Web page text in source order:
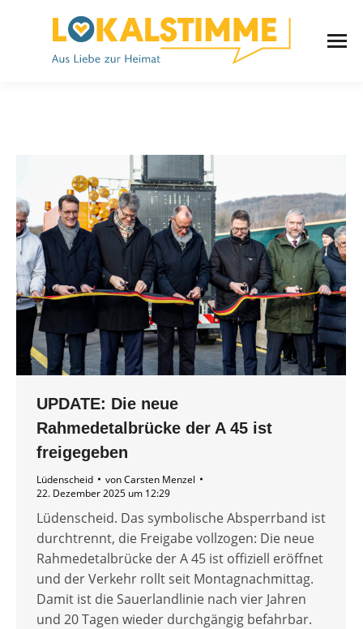
UPDATE: Die neue
Rahmedetalbrücke der A 45 ist
freigegeben
Lüdenscheid vonCarsten Menzel
22. Dezember 2025 um 12:29
Lüdenscheid. Das symbolische Absperrband ist
durchtrennt, die Freigabe vollzogen: Die neue
Rahmedetalbrücke der A 45 ist offiziell eröffnet
und der Verkehr rollt seit Montagnachmittag.
Damit ist die Sauerlandlinie nach vier Jahren
und 20 Tagen wieder durchgängig befahrbar.